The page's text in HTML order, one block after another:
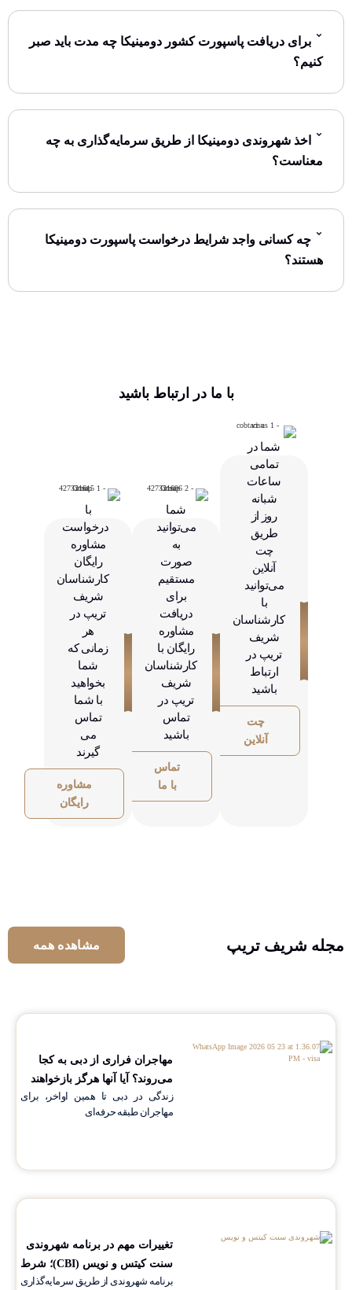
برای دریافت پاسپورت کشور دومینیکا چه مدت باید صبر
کنیم؟
اخذ شهروندی دومینیکا از طریق سرمایه‌گذاری به چه
معناست؟
چه کسانی واجد شرایط درخواست پاسپورت دومینیکا
هستند؟
با ما در ارتباط باشید
شما در
تمامی
ساعات
شبانه
روز از
طریق
چت
آنلاین
می‌توانید
با
کارشناسان
شریف
تریپ در
ارتباط
باشید
چت
آنلاین
شما
می‌توانید
به
صورت
مستقیم
برای
دریافت
مشاوره
رایگان با
کارشناسان
شریف
تریپ در
تماس
باشید
تماس
با ما
با
درخواست
مشاوره
رایگان
کارشناسان
شریف
تریپ در
هر
زمانی که
شما
بخواهید
با شما
تماس
می
گیرند
مشاوره
رایگان
مشاهده همه مجله شریف تریپ
مهاجران فراری از دبی به کجا
می‌روند؟ آیا آنها هرگز بازخواهند
گشت؟
زندگی در دبی تا همین اواخر، برای
مهاجران طبقه حرفه‌ای
تغییرات مهم در برنامه شهروندی
سنت کیتس و نویس (CBI)؛ شرط
حضور فیزیکی از سال ۲۰۲۶
برنامه شهروندی از طریق سرمایه‌گذاری